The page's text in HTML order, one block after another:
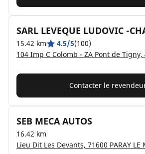
SARL LEVEQUE LUDOVIC -
15.42 km 4.5/5(100)
Contacter le
SEB MECA AUTOS
16.42 km
Lieu Dit Les Devants, 71600 PARAY LE